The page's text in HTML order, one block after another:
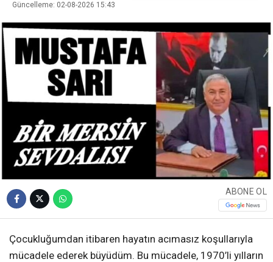
Güncelleme: 02-08-2026 15:43
ABONE OL
Çocukluğumdan itibaren hayatın acımasız koşullarıyla
mücadele ederek büyüdüm. Bu mücadele, 1970’li yılların